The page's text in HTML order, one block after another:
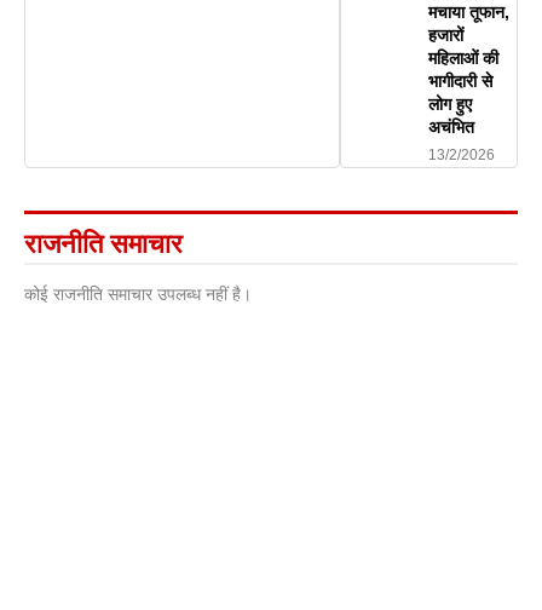
मचाया तूफान,
हजारों
महिलाओं की
भागीदारी से
लोग हुए
अचंभित
13/2/2026
राजनीति समाचार
कोई राजनीति समाचार उपलब्ध नहीं है।